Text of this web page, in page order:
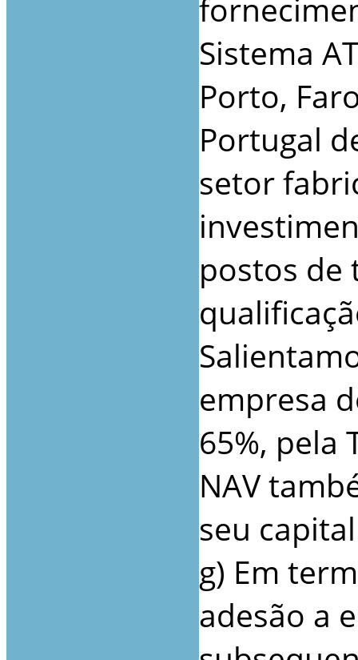
Sistema
Porto,
Portugal
setor
postos de
empresa
65%, pela
NAV
seu
g) Em
adesão a